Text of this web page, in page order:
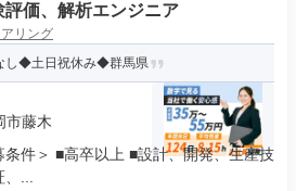
評価、解析エンジニア
リング
し◆土日祝休み◆群馬県
市藤木
件＞ ■高卒以上 ■設計、開発、生産技
...